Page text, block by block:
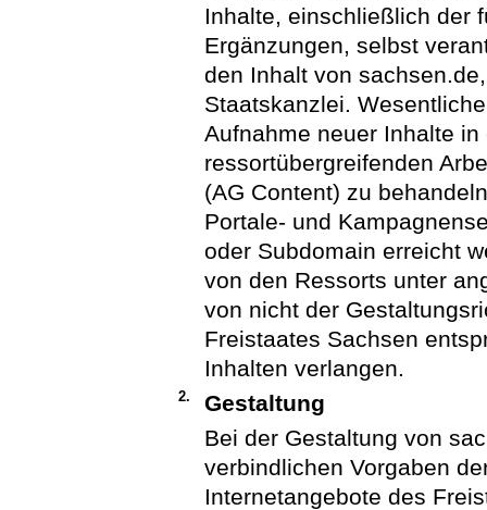
Inhalte, einschließlich der
Ergänzungen, selbst
den Inhalt von
Staatskanzlei.
Aufnahme neuer Inhalte
ressortübergreifenden
(AG Content) zu
Portale- und
oder Subdomain erreicht
von den Ressorts unter
von nicht der
Freistaates Sachsen
Inhalten verlangen.
2.
Gestaltung
Bei der Gestaltung von
verbindlichen Vorgaben
Internetangebote des